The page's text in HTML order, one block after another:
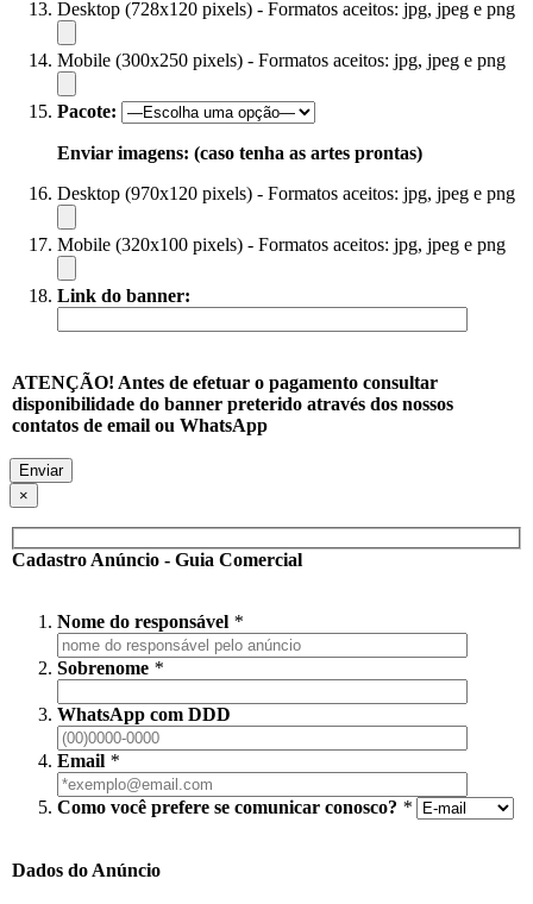
Desktop (728x120 pixels) - Formatos aceitos: jpg, jpeg e png
Mobile (300x250 pixels) - Formatos aceitos: jpg, jpeg e png
Pacote:
Enviar imagens: (caso tenha as artes prontas)
Desktop (970x120 pixels) - Formatos aceitos: jpg, jpeg e png
Mobile (320x100 pixels) - Formatos aceitos: jpg, jpeg e png
Link do banner:
ATENÇÃO! Antes de efetuar o pagamento consultar
disponibilidade do banner preterido através dos nossos
contatos de email ou WhatsApp
×
Cadastro Anúncio - Guia Comercial
Nome do responsável *
Sobrenome *
WhatsApp com DDD
Email *
Como você prefere se comunicar conosco? *
Dados do Anúncio